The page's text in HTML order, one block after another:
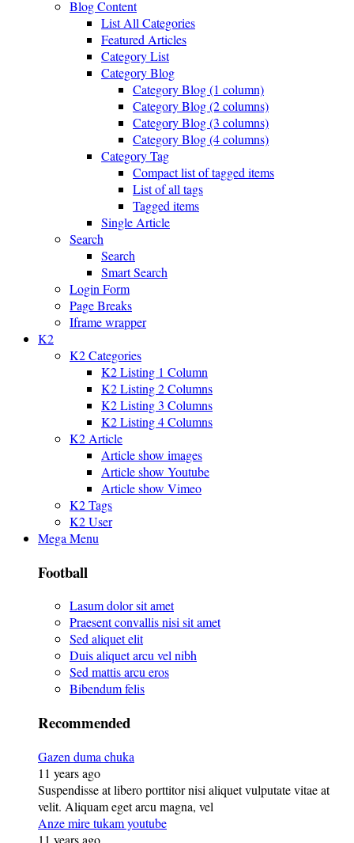
Blog Content
List All Categories
Featured Articles
Category List
Category Blog
Category Blog (1 column)
Category Blog (2 columns)
Category Blog (3 columns)
Category Blog (4 columns)
Category Tag
Compact list of tagged items
List of all tags
Tagged items
Single Article
Search
Search
Smart Search
Login Form
Page Breaks
Iframe wrapper
K2
K2 Categories
K2 Listing 1 Column
K2 Listing 2 Columns
K2 Listing 3 Columns
K2 Listing 4 Columns
K2 Article
Article show images
Article show Youtube
Article show Vimeo
K2 Tags
K2 User
Mega Menu
Football
Lasum dolor sit amet
Praesent convallis nisi sit amet
Sed aliquet elit
Duis aliquet arcu vel nibh
Sed mattis arcu eros
Bibendum felis
Recommended
Gazen duma chuka
11 years ago
Suspendisse at libero porttitor nisi aliquet vulputate vitae at
velit. Aliquam eget arcu magna, vel
Anze mire tukam youtube
11 years ago